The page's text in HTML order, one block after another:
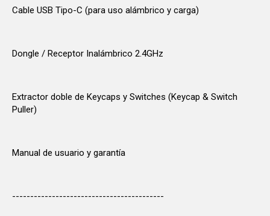
Cable USB Tipo-C (para uso alámbrico y carga)
Dongle / Receptor Inalámbrico 2.4GHz
Extractor doble de Keycaps y Switches (Keycap & Switch
Puller)
Manual de usuario y garantía
------------------------------------------